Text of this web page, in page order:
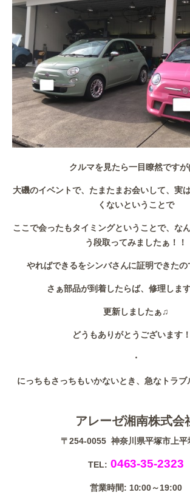
クルマを見たら一目瞭然ですが
大磯のイベントで、たまたまお会いして、実
くないということで
ここで会ったもタイミングということで、な
う段取ってみましたぁ！！
やればできるをシンバさんに証明できた
さぁ部品が到着したらば、修理しま
更新しましたぁ♫
どうもありがとうございます
・
にっちもさっちもいかないとき、急なトラ
アレーゼ湘南株式会
〒254-0055 神奈川県平塚市上平
TEL: 0463-35-2323
営業時間: 10:00～19:00